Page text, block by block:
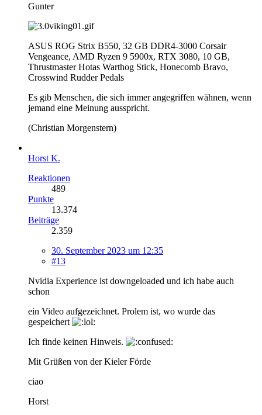
Gunter
ASUS ROG Strix B550, 32 GB DDR4-3000 Corsair
Vengeance, AMD Ryzen 9 5900x, RTX 3080, 10 GB,
Thrustmaster Hotas Warthog Stick, Honecomb Bravo,
Crosswind Rudder Pedals
Es gib Menschen, die sich immer angegriffen wähnen, wenn
jemand eine Meinung ausspricht.
(Christian Morgenstern)
Horst K.
Reaktionen
489
Punkte
13.374
Beiträge
2.359
30. September 2023 um 12:35
#13
Nvidia Experience ist downgeloaded und ich habe auch
schon
ein Video aufgezeichnet. Prolem ist, wo wurde das
gespeichert
Ich finde keinen Hinweis.
Mit Grüßen von der Kieler Förde
ciao
Horst